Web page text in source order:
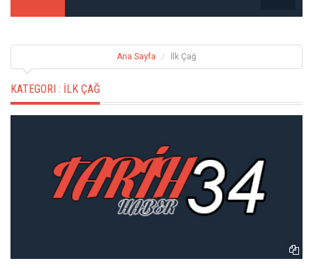
Ana Sayfa İlk Çağ
KATEGORI : İLK ÇAĞ